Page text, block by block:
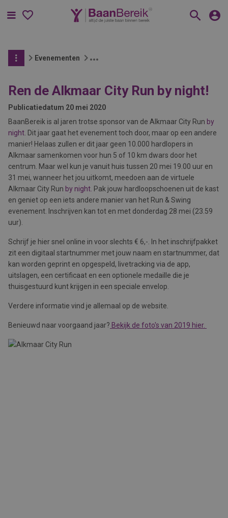
Menu
Evenementen
Ren de Alkmaar City Run by night!
Publicatiedatum 20 mei 2020
BaanBereik is al jaren trotse sponsor van de Alkmaar City Run by
night . Dit jaar gaat het evenement toch door, maar op een andere
manier! Helaas zullen er dit jaar geen 10.000 hardlopers in
Alkmaar samenkomen voor hun 5 of 10 km dwars door het
centrum. Maar wel kun je vanuit huis tussen 20 mei 19.00 uur en
31 mei, wanneer het jou uitkomt, meedoen aan de virtuele
Alkmaar City Run by night. Pak jouw hardloopschoenen uit de kast
en geniet op een iets andere manier van het Run & Swing
evenement. Inschrijven kan tot en met donderdag 28 mei (23.59
uur).
Schrijf je hier snel online in voor slechts € 6,-. In het inschrijfpakket
zit een digitaal startnummer met jouw naam en startnummer, dat
kan worden geprint en opgespeld, livetracking via de app,
uitslagen, een certificaat en een optionele medaille die je
thuisgestuurd kunt krijgen in een speciale envelop.
Verdere informatie vind je allemaal op de website.
Benieuwd naar voorgaand jaar? Bekijk de foto's van 2019 hier.